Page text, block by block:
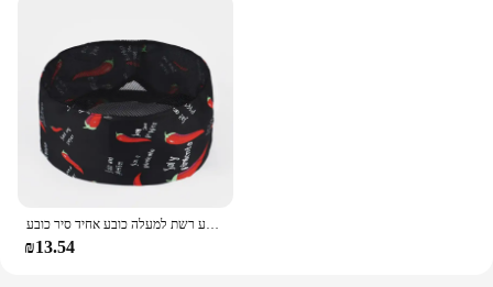
שף כובע מסעדת מטבח בייקר קייטרינג בישול כובע נשים גברים מזון שירות עבודה כובע רשת למעלה כובע אחיד סיר כובע
₪13.54